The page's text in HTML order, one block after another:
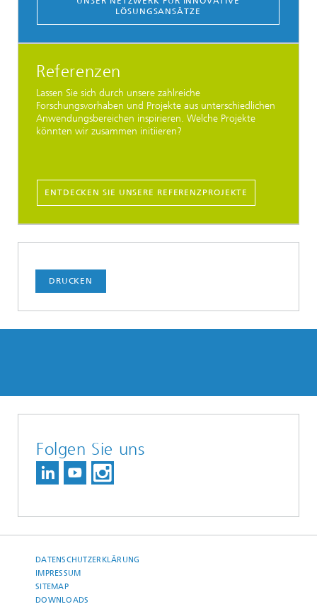
LÖSUNGSANSÄTZE
Referenzen
Lassen Sie sich durch unsere zahlreiche
Forschungsvorhaben und Projekte aus unterschiedlichen
Anwendungsbereichen inspirieren. Welche Projekte
könnten wir zusammen initiieren?
ENTDECKEN SIE UNSERE REFERENZPROJEKTE
DRUCKEN
Folgen Sie uns
DATENSCHUTZERKLÄRUNG
IMPRESSUM
SITEMAP
DOWNLOADS